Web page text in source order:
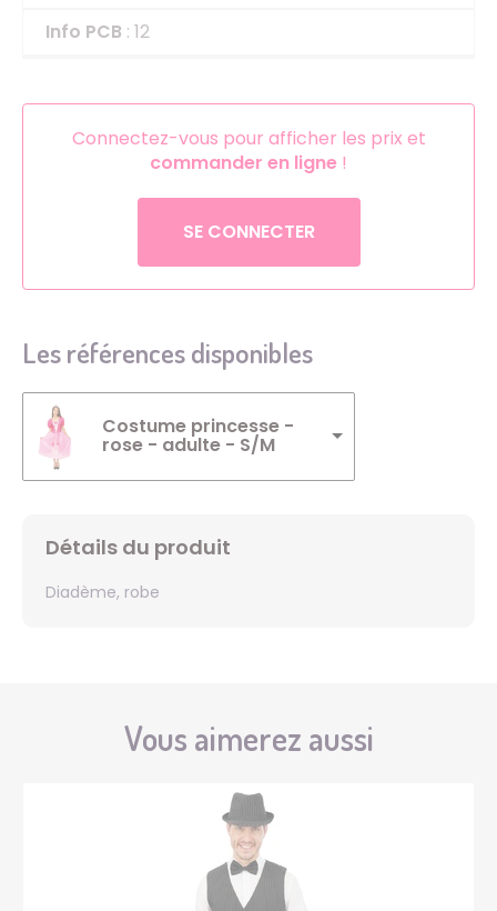
Info PCB : 12
Connectez-vous pour afficher les prix et
commander en ligne !
SE CONNECTER
Les références disponibles
Costume princesse -
rose - adulte - S/M
Détails du produit
Diadème, robe
Vous aimerez aussi